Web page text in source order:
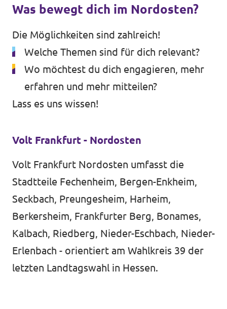
Was bewegt dich im Nordosten?
Die Möglichkeiten sind zahlreich!
Welche Themen sind für dich relevant?
Wo möchtest du dich engagieren, mehr
erfahren und mehr mitteilen?
Lass es uns wissen!
Volt Frankfurt - Nordosten
Volt Frankfurt Nordosten umfasst die
Stadtteile Fechenheim, Bergen-Enkheim,
Seckbach, Preungesheim, Harheim,
Berkersheim, Frankfurter Berg, Bonames,
Kalbach, Riedberg, Nieder-Eschbach, Nieder-
Erlenbach - orientiert am Wahlkreis 39 der
letzten Landtagswahl in Hessen.